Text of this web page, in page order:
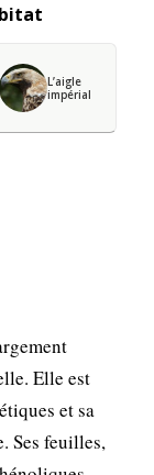
L’aigle
impérial
Elle est
et sa
Ses feuilles,